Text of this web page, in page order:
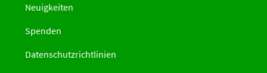
Neuigkeiten
Spenden
Datenschutzrichtlinien